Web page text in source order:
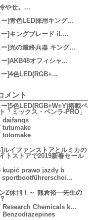
やせ。...
ー]青色LED採用キング...
ー]キングブレード iL...
ー]光の最終兵器 キング...
ー]AKB48オフィシャ...
ー]4色LED(RGB+...
メント
ー]5色LED(RGB+W+Y)搭載ペ
「ミックス・ペンラ-PRO」
daifangs
tutumake
totomake
ルイファンストアとルミカの
トストアで2019新春セール
kupić prawo jazdy b
sportbootführerschei...
Z休刊！～ 熊倉裕一先生の
Research Chemicals k...
Benzodiazepines